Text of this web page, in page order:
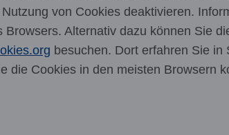
von Cookies deaktivieren.
Browsers. Alternativ dazu können Sie
besuchen. Dort erfahren Sie in
die Cookies in den meisten Browsern